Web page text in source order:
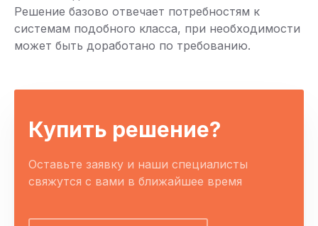
Решение базово отвечает потребностям к
системам подобного класса, при необходимости
может быть доработано по требованию.
Купить решение?
Оставьте заявку и наши специалисты
свяжутся с вами в ближайшее время